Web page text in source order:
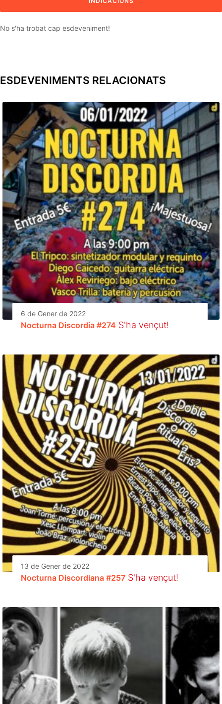
No s'ha trobat cap esdeveniment!
ESDEVENIMENTS RELACIONATS
6 de Gener de 2022
Nocturna Discordia #274 S'ha vençut!
13 de Gener de 2022
Nocturna Discordiana #257 S'ha vençut!